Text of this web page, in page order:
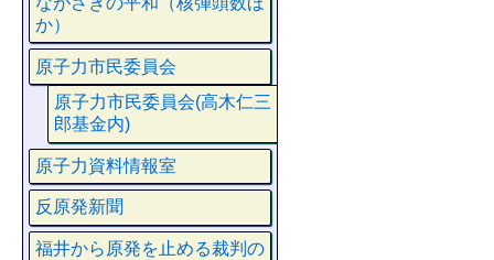
か）
原子力市民委員会
原子力市民委員会(高木仁三
郎基金内)
原子力資料情報室
反原発新聞
福井から原発を止める裁判の